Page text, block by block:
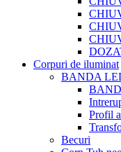
Corpuri de iluminat
BANDA
Profil
Becuri